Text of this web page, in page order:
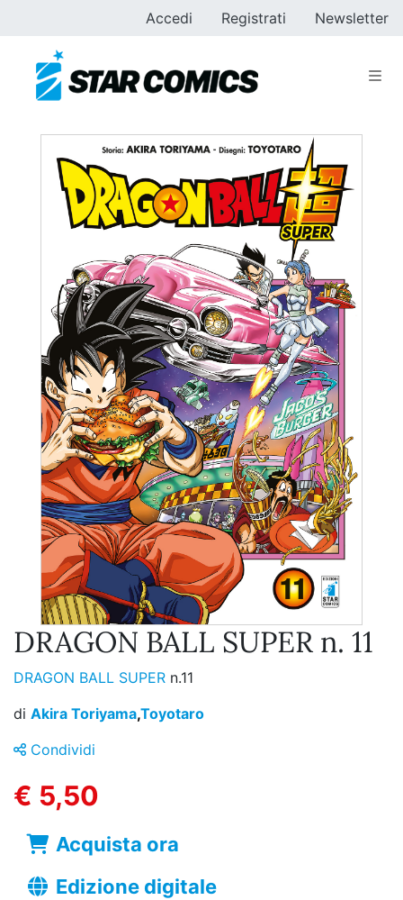
Accedi Registrati Newsletter
DRAGON BALL SUPER n. 11
DRAGON BALL SUPER n.11
di Akira Toriyama,Toyotaro
Condividi
€ 5,50
Acquista ora
Edizione digitale